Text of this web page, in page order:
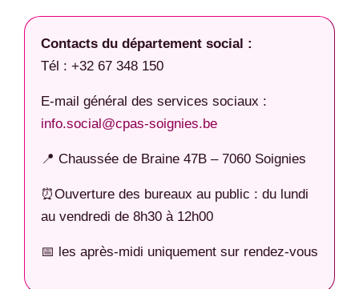
Contacts du département social :
Tél : +32 67 348 150
E-mail général des services sociaux :
info.social@cpas-soignies.be
📍 Chaussée de Braine 47B – 7060 Soignies
⏰Ouverture des bureaux au public : du lundi
au vendredi de 8h30 à 12h00
📅 les après-midi uniquement sur rendez-vous